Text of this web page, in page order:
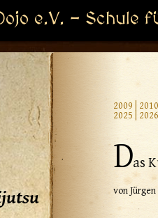
e.V. - Schule
2009
2010
2025
2026
Das
von Jürgen